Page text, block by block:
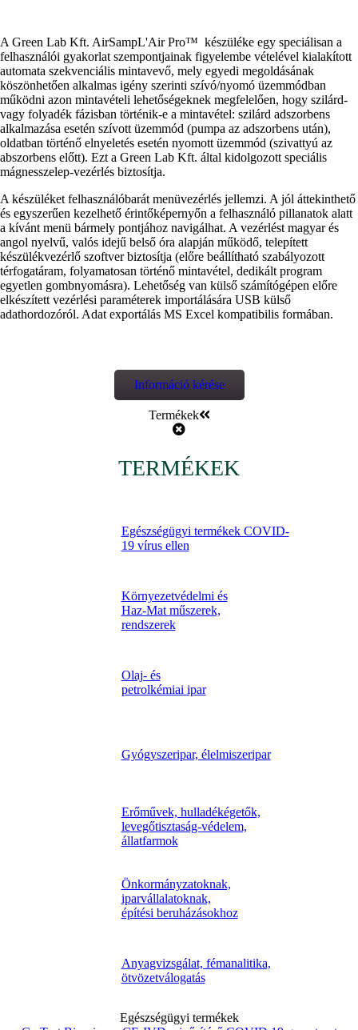
A Green Lab Kft. AirSampL'Air Pro™ készüléke egy speciálisan a
felhasználói gyakorlat szempontjainak figyelembe vételével kialakított
automata szekvenciális mintavevő, mely egyedi megoldásának
köszönhetően alkalmas igény szerinti szívó/nyomó üzemmódban
működni azon mintavételi lehetőségeknek megfelelően, hogy szilárd-
vagy folyadék fázisban történik-e a mintavétel: szilárd adszorbens
alkalmazása esetén szívott üzemmód (pumpa az adszorbens után),
oldatban történő elnyeletés esetén nyomott üzemmód (szivattyú az
abszorbens előtt). Ezt a Green Lab Kft. által kidolgozott speciális
mágnesszelep-vezérlés biztosítja.
A készüléket felhasználóbarát menüvezérlés jellemzi. A jól áttekinthető
és egyszerűen kezelhető érintőképernyőn a felhasználó pillanatok alatt
a kívánt menü bármely pontjához navigálhat. A vezérlést magyar és
angol nyelvű, valós idejű belső óra alapján működő, telepített
készülékvezérlő szoftver biztosítja (előre beállítható szabályozott
térfogatáram, folyamatosan történő mintavétel, dedikált program
egyetlen gombnyomásra). Lehetőség van külső számítógépen előre
elkészített vezérlési paraméterek importálására USB külső
adathordozóról. Adat exportálás MS Excel kompatibilis formában.
Információ kérése
Termékek
TERMÉKEK
Egészségügyi termékek COVID-
19 vírus ellen
Környezetvédelmi és
Haz-Mat műszerek,
rendszerek
Olaj- és
petrolkémiai ipar
Gyógyszeripar, élelmiszeripar
Erőművek, hulladékégetők,
levegőtisztaság-védelem,
állatfarmok
Önkormányzatoknak,
iparvállalatoknak,
építési beruházásokhoz
Anyagvizsgálat, fémanalitika,
ötvözetválogatás
Egészségügyi termékek